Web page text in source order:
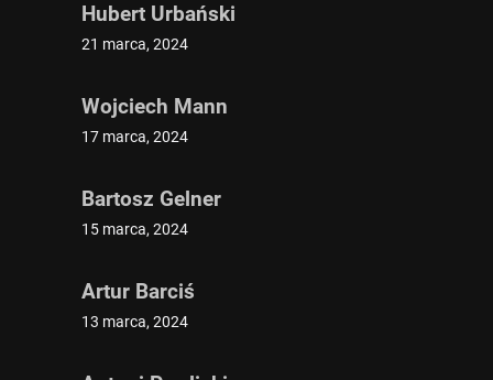
Hubert Urbański
21 marca, 2024
Wojciech Mann
17 marca, 2024
Bartosz Gelner
15 marca, 2024
Artur Barciś
13 marca, 2024